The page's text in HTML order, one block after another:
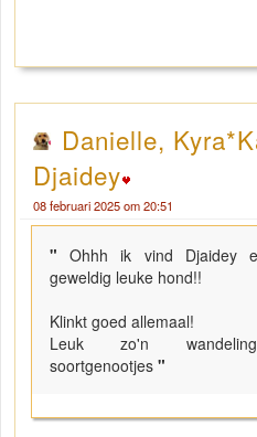
Danielle,
Djaidey
08 februari 2025 om 20:51
"Ohhh ik vind Djaidey
geweldig leuke hond!!
Klinkt goed allemaal!
Leuk zo'n
soortgenootjes "